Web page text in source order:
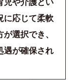
児や介護とい
に応じて柔軟
選択でき、
遇が確保され